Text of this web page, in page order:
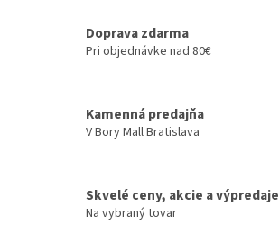
Doprava zdarma
Pri objednávke nad 80€
Kamenná predajňa
V Bory Mall Bratislava
Skvelé ceny, akcie a výpredaje
Na vybraný tovar